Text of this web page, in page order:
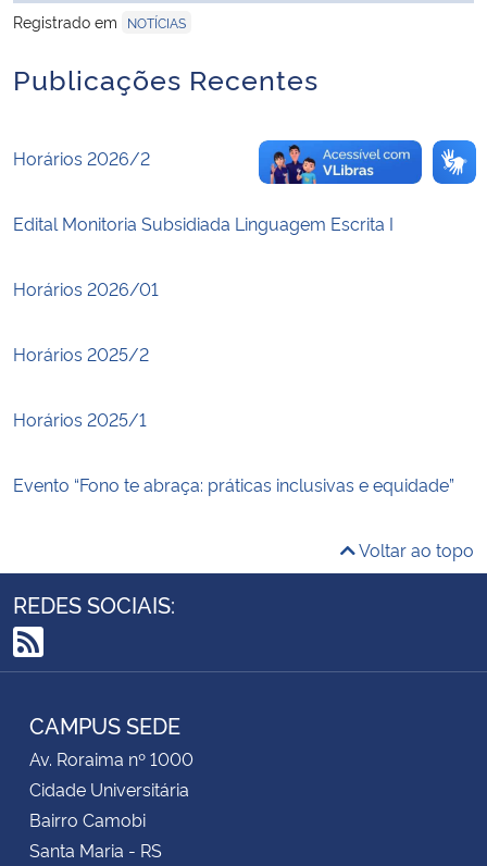
Registrado em
NOTÍCIAS
Publicações Recentes
Horários 2026/2
Edital Monitoria Subsidiada Linguagem Escrita I
Horários 2026/01
Horários 2025/2
Horários 2025/1
Evento “Fono te abraça: práticas inclusivas e equidade”
Voltar ao topo
REDES SOCIAIS:
RSS
CAMPUS SEDE
Av. Roraima nº 1000
Cidade Universitária
Bairro Camobi
Santa Maria - RS